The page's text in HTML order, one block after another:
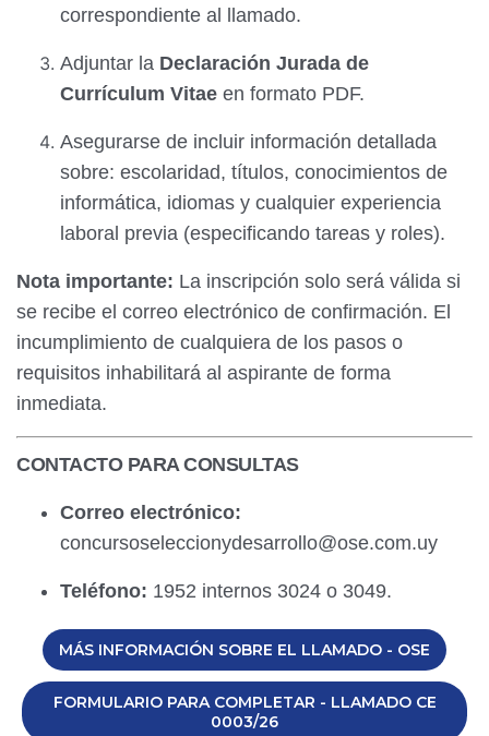
correspondiente al llamado.
Adjuntar la Declaración Jurada de
Currículum Vitae en formato PDF.
Asegurarse de incluir información detallada
sobre: escolaridad, títulos, conocimientos de
informática, idiomas y cualquier experiencia
laboral previa (especificando tareas y roles).
Nota importante: La inscripción solo será válida si
se recibe el correo electrónico de confirmación. El
incumplimiento de cualquiera de los pasos o
requisitos inhabilitará al aspirante de forma
inmediata.
CONTACTO PARA CONSULTAS
Correo electrónico:
concursoseleccionydesarrollo@ose.com.uy
Teléfono: 1952 internos 3024 o 3049.
MÁS INFORMACIÓN SOBRE EL LLAMADO - OSE
FORMULARIO PARA COMPLETAR - LLAMADO CE
0003/26